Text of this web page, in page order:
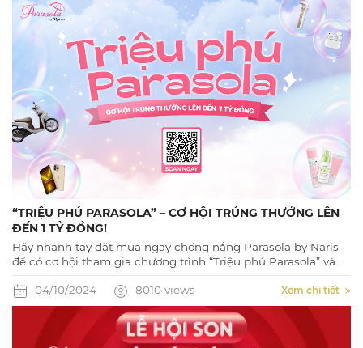
“TRIỆU PHÚ PARASOLA” – CƠ HỘI TRÚNG THƯỞNG LÊN
ĐẾN 1 TỶ ĐỒNG!
Hãy nhanh tay đặt mua ngay chống nắng Parasola by Naris
để có cơ hội tham gia chương trình “Triệu phú Parasola” và
04/10/2024
8010 views Xem chi tiết